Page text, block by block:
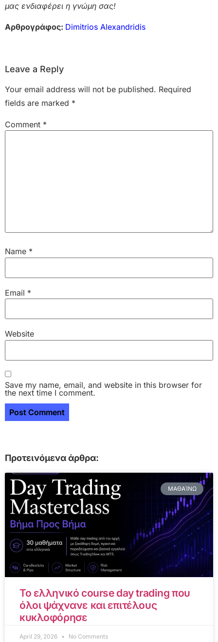
μας ενδιαφέρει η γνώμη σας!
Αρθρογράφος: Dimitrios Alexandridis
Leave a Reply
Your email address will not be published. Required
fields are marked *
Comment *
Name *
Email *
Website
Save my name, email, and website in this browser for
the next time I comment.
Προτεινόμενα άρθρα:
ΜΑΘΑΊΝΩ
Το ελληνικό course day trading που
όλοι ψάχνανε και επιτέλους
κυκλοφόρησε
April 29, 2026 No Comments